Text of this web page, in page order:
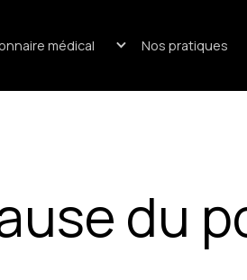
médical Nos pratiques
du